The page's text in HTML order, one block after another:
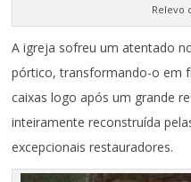
Relevo
A igreja sofreu um atentado
pórtico, transformando-o em
caixas logo após um grande
inteiramente reconstruída
excepcionais restauradores.